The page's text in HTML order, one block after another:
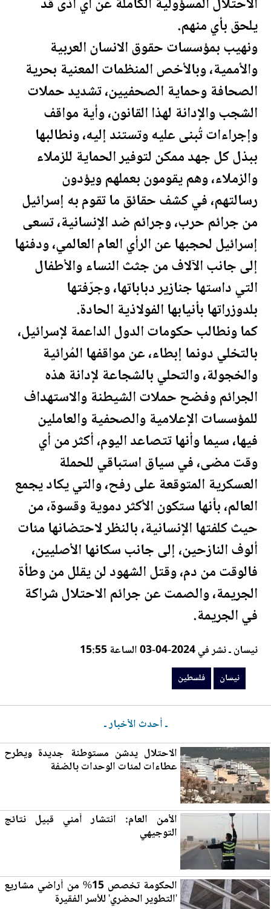
يلحق بأي منهم.
ونهيب بمؤسسات حقوق الانسان العربية
والأممية، وبالأخص المنظمات المعنية بحرية
الصحافة وحماية الصحفيين، تشديد حملات
الشجب والإدانة لهذا القانون، وأية مواقف
وإجراءات تُبنى عليه وتستند إليه، ونطالبها
ببذل كل جهد ممكن لتوفير الحماية للزملاء
والزملاء، وهم يقومون بعملهم ويؤدون
رسالتهم، في كشف حقائق ما تقوم به إسرائيل
من جرائم حرب، وجرائم ضد الإنسانية، تسعى
إسرائيل لحجبها عن الرأي العام العالمي، ودفنها
إلى جانب الآلاف من جثث النساء والأطفال
التي داستها جنازير دباباتها، وجرّفتها
بلدوزراتها بأنيابها الفولاذية الحادة.
كما ونطالب حكومات الدول الداعمة لإسرائيل،
بالتخلي دونما إبطاء، عن مواقفها المُرائية
والخجولة، والتحلي بالشجاعة لإدانة هذه
الجرائم وفضح حملات الشيطنة والاستهداف
للمؤسسات الإعلامية والصحفية والعاملين
فيها، سيما وأنها تتصاعد اليوم، أكثر من أي
وقت مضى، في سياق استباقي للحملة
العسكرية المتوقعة على رفح، والتي يكاد يجمع
العالم، بأنها ستكون الأكثر دموية وقسوة، من
حيث كلفتها الإنسانية، بالنظر لاحتضانها مئات
ألوف النازحين، إلى جانب سكانها الأصليين،
فالوقت من دم، وقتل الشهود لن يقلل من وطأة
الجريمة، والصمت عن جرائم الاحتلال شراكة
في الجريمة.
نيسان ـ نشر في 2024-04-03 الساعة 15:55
نيسان فلسطين
ـ أحدث الأخبار ـ
الاحتلال يدشن مستوطنة جديدة ويطرح
عطاءات لمئات الوحدات بالضفة
الأمن العام: انتشار أمني قبيل نتائج
التوجيهي
الحكومة تخصص 15% من أراضي مشاريع
'التطوير الحضري' للأسر الفقيرة